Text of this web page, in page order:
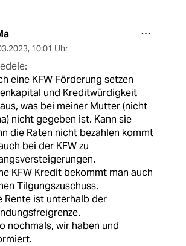
, 10:01 Uhr
eine KFW Förderung setzen
und Kreditwürdigkeit
was bei meiner Mutter (nicht
nicht gegeben ist. Kann sie
die Raten nicht bezahlen kommt
bei der KFW zu
KFW Kredit bekommt man auch
Tilgungszuschuss.
Rente ist unterhalb der
nochmals, wir haben und